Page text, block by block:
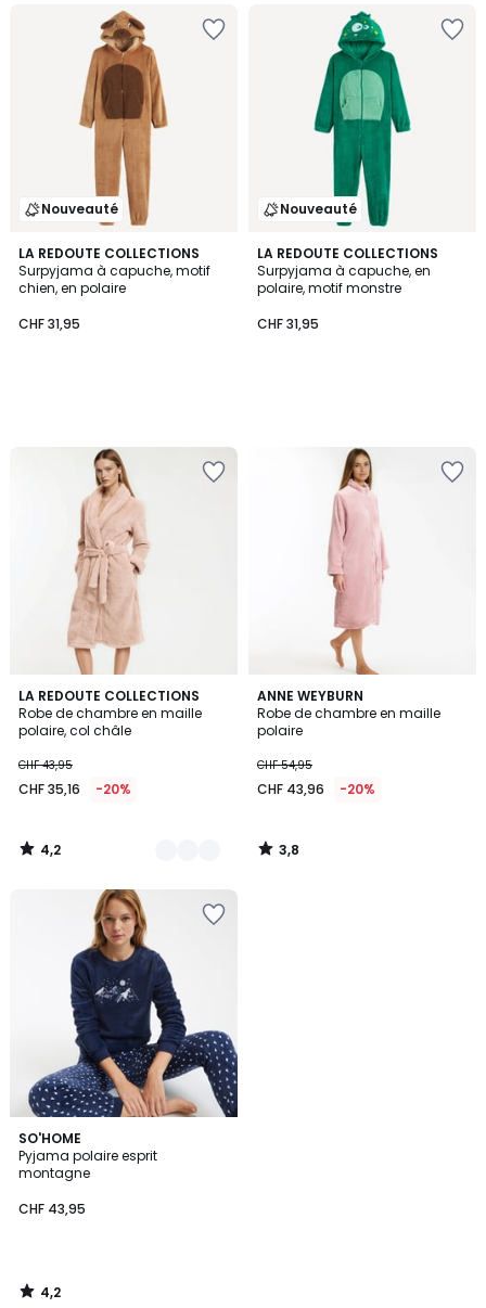
Nouveauté
LA REDOUTE COLLECTIONS
Surpyjama à capuche, motif
chien, en polaire
CHF 31,95
Nouveauté
LA REDOUTE COLLECTIONS
Surpyjama à capuche, en
polaire, motif monstre
CHF 31,95
LA REDOUTE COLLECTIONS
Robe de chambre en maille
polaire, col châle
CHF 43,95
CHF 35,16 -20%
4,2
/ 5
3
Couleurs
4,2
/
ANNE WEYBURN
Robe de chambre en maille
polaire
CHF 54,95
CHF 43,96 -20%
3,8
/ 5
3,8
/
SO'HOME
Pyjama polaire esprit
montagne
CHF 43,95
4,2
/ 5
4,2
/